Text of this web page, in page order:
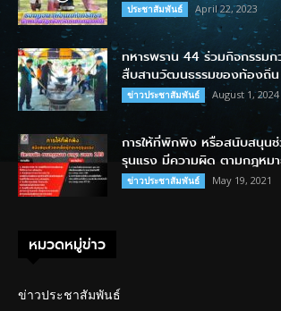
ประชาสัมพันธ์ April 22, 2023
ทหารพราน 44 ร่วมกิจกรรม
สืบสานวัฒนธรรมของท้องถิ่น
ข่าวประชาสัมพันธ์ August 1, 2024
การให้ที่พักพิง หรือสนับสนุนช่
รุนแรง มีความผิด ตามกฎหม
ข่าวประชาสัมพันธ์ May 19, 2021
หมวดหมู่ข่าว
ข่าวประชาสัมพันธ์